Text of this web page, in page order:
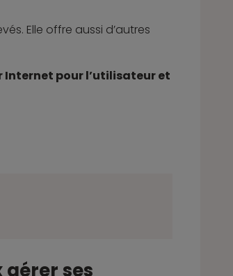
Elle offre aussi d’autres
Internet pour l’utilisateur et
ses